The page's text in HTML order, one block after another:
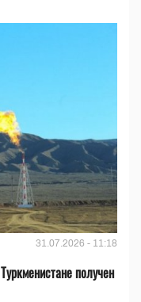
31.07.2026 - 11:18
получен